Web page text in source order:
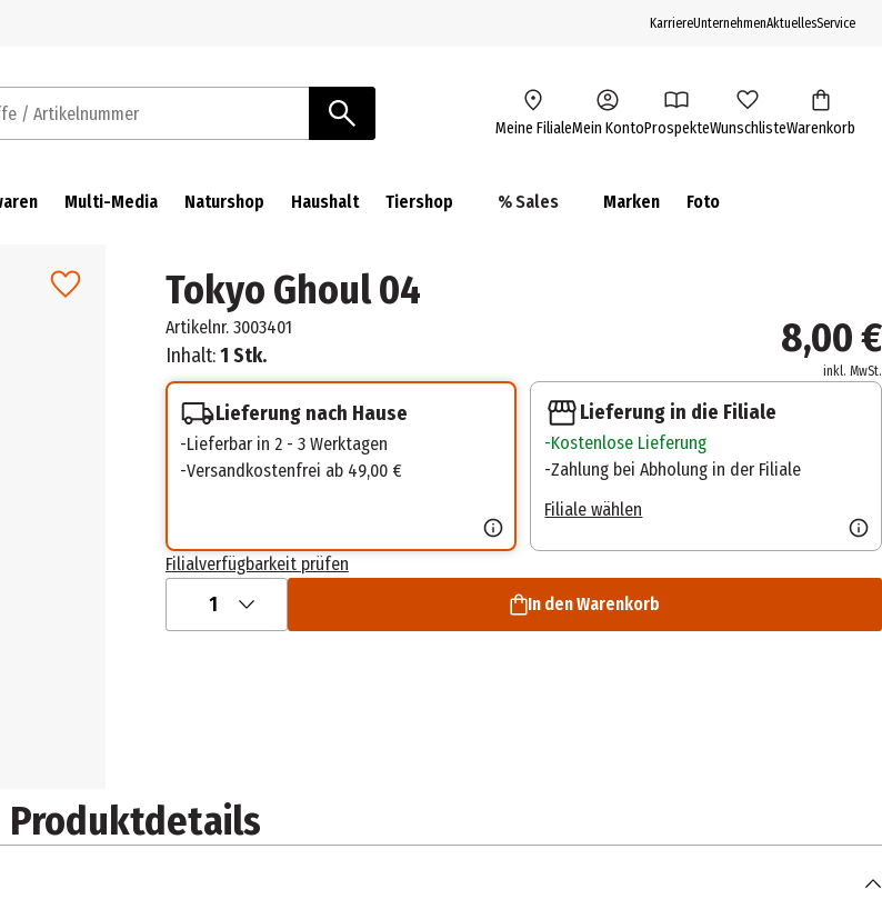
KarriereUnternehmenAktuellesService
Artikelnummer Meine FilialeMein KontoProspekteWunschlisteWarenkorb
Multi-Media Naturshop Haushalt Tiershop % Sales Marken Foto
Tokyo Ghoul 04
Artikelnr. 3003401
Inhalt:1 Stk. 8,00 €
inkl. MwSt.
Lieferung nach Hause
Lieferbar in 2 - 3 Werktagen
Versandkostenfrei ab 49,00 €
Lieferung in die Filiale
Kostenlose Lieferung
Zahlung bei Abholung in der Filiale
Filiale wählen
Filialverfügbarkeit prüfen
1 In den Warenkorb
Produktdetails